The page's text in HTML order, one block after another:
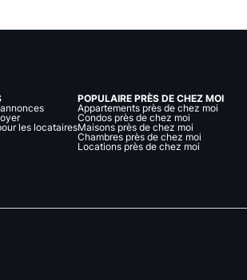
les locataires
POPULAIRE PRÈS DE CHEZ MOI
Appartements près de chez moi
Condos près de chez moi
Maisons près de chez moi
Chambres près de chez moi
Locations près de chez moi